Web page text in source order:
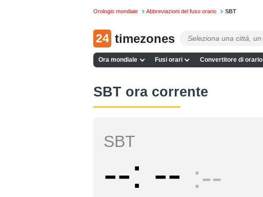
Orologio mondiale Abbreviazioni del fuso orario SBT
24 timezones
Ora mondiale Fusi orari Convertitore di orario
SBT ora corrente
SBT
-- -- --